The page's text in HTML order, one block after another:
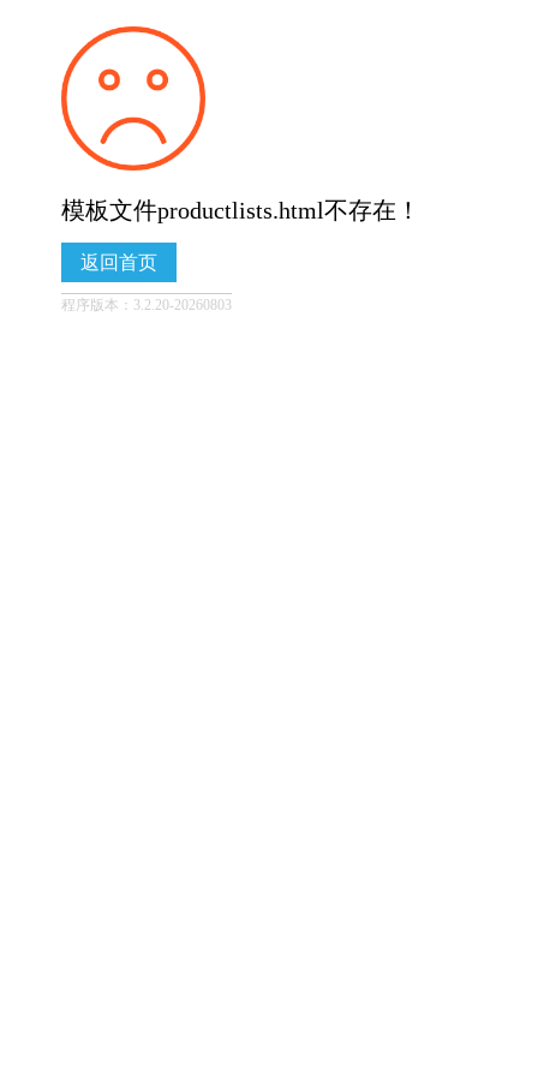
模板文件productlists.html不存在！
返回首页
程序版本：3.2.20-20260803